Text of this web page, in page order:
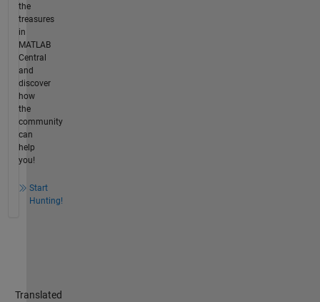
the
treasures
in
MATLAB
Central
and
discover
how
the
community
can
help
you!
Start
Hunting!
Translated